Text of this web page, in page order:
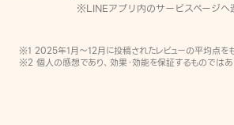
※LINEアプリ内のサービスページへ
※1 2025年1月〜12月に投稿されたレビューの平均点を
※2 個人の感想であり、効果・効能を保証するものではあ